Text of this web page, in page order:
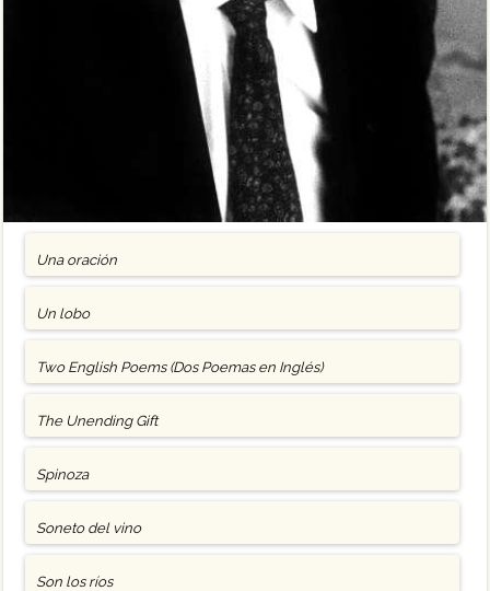
Una oración
Un lobo
Two English Poems (Dos Poemas en Inglés)
The Unending Gift
Spinoza
Soneto del vino
Son los ríos